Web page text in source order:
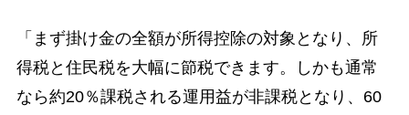
「まず掛け金の全額が所得控除の対象となり、所
得税と住民税を大幅に節税できます。しかも通常
なら約20％課税される運用益が非課税となり、60